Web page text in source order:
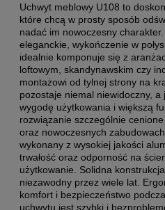
Uchwyt meblowy U108 to
które chcą w prosty sposób
nadać im nowoczesny
eleganckie, wykończenie w
idealnie komponuje się z
loftowym, skandynawskim czy
montażowi od tylnej strony na
pozostaje niemal niewidoczny,
wygodę użytkowania i większą
rozwiązanie szczególnie
oraz nowoczesnych
wykonany z wysokiej jakości
trwałość oraz odporność na
użytkowanie. Solidna
niezawodny przez wiele lat.
komfort i bezpieczeństwo
uchwytu jest szybki i